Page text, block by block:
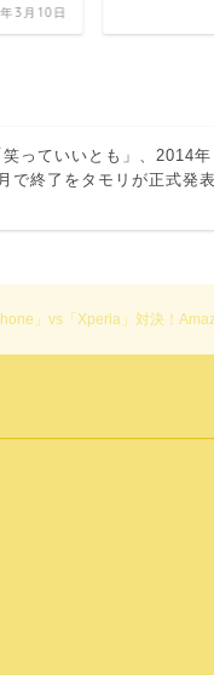
3月10日
笑っていいとも」、2014年
で終了をタモリが正式発表
」vs「Xperia」対決！